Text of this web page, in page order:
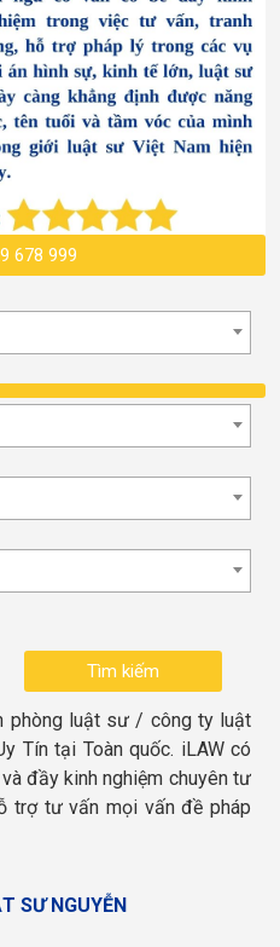
678 999
phòng luật sư / công ty luật
Tín tại Toàn quốc. iLAW có
đầy kinh nghiệm chuyên tư
trợ tư vấn mọi vấn đề pháp
SƯ NGUYỄN